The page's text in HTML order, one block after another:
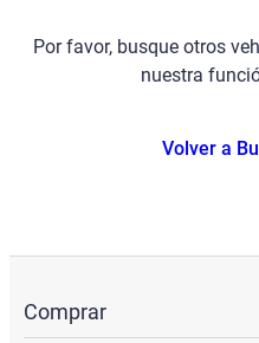
Por favor, busque otros
nuestra
Volver a
Comprar